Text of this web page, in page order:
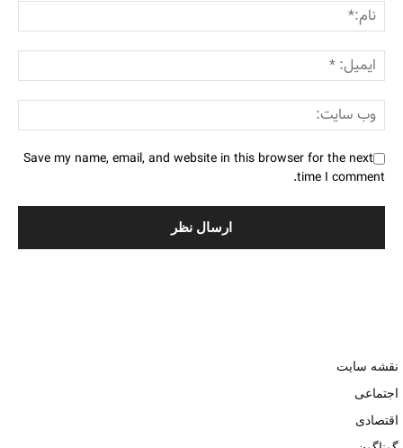
Save my name, email, and website in this browser for the next
time I comment.
نقشه سایت
اجتماعی
اقتصادی